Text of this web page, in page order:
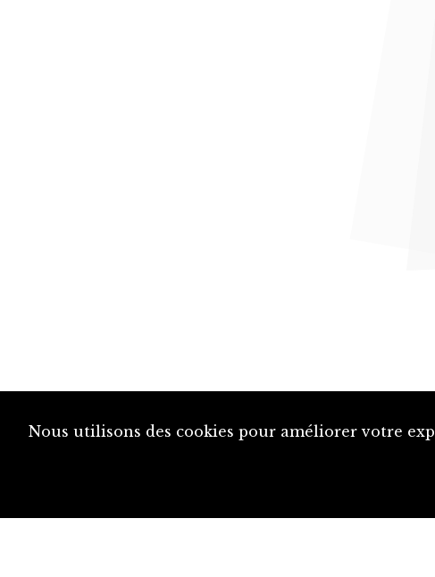
Nous utilisons des cookies pour améliorer votre